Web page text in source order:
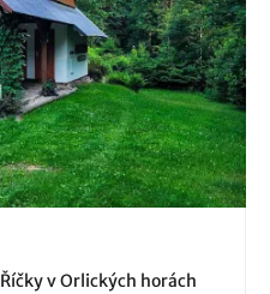
Říčky v Orlických horách